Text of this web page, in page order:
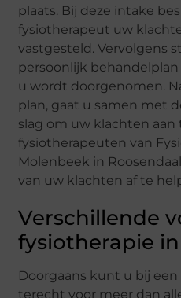
plaats. Bij deze intake
fysiotherapeut uw
vastgesteld. Vervolgens
persoonlijk
u wordt doorgenomen.
plan, gaat u samen met
slag om uw klachten aan
fysiotherapeuten van
Molenbeek in
van uw klachten af te
Verschillende
fysiotherapie
Doorgaans kunt u bij
terecht voor meer dan